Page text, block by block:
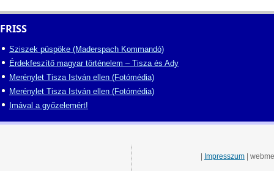
FRISS
Sziszek püspöke (Maderspach Kommandó)
Érdekfeszítő magyar történelem – Tisza és Ady
Merénylet Tisza István ellen (Fotómédia)
Merénylet Tisza István ellen (Fotómédia)
Imával a győzelemért!
Impresszum |